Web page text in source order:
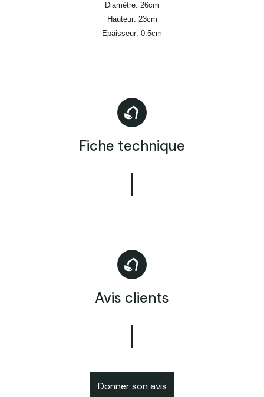
Diamètre: 26cm
Hauteur: 23cm
Epaisseur: 0.5cm
Fiche technique
Avis clients
Donner son avis